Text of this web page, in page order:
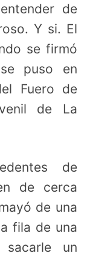
de
Y si. El
se firmó
puso en
Fuero de
de La
de
de cerca
de una
fila de una
un